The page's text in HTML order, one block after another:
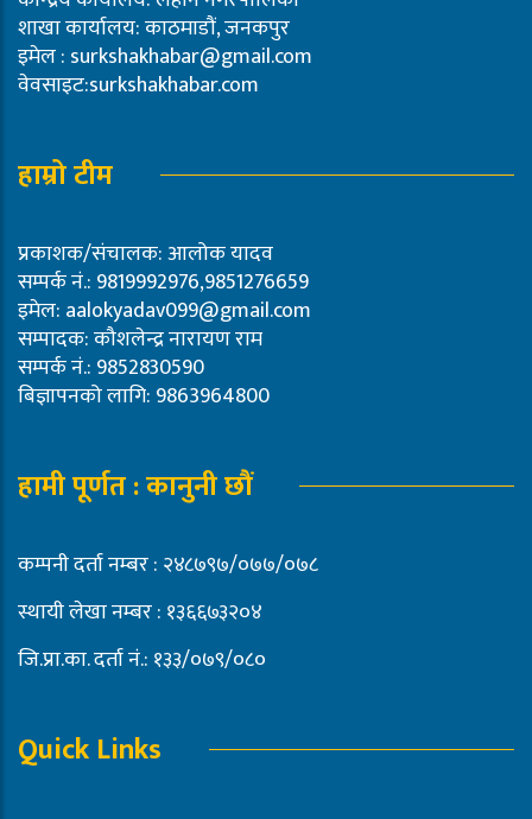
शाखा कार्यालय: काठमाडौं, जनकपुर
इमेल : surkshakhabar@gmail.com
वेवसाइट:surkshakhabar.com
हाम्रो टीम
प्रकाशक/संचालक: आलोक यादव
सम्पर्क नं.: 9819992976,9851276659
इमेल: aalokyadav099@gmail.com
सम्पादक: कौशलेन्द्र नारायण राम
सम्पर्क नं.: 9852830590
बिज्ञापनको लागि: 9863964800
हामी पूर्णत : कानुनी छौं
कम्पनी दर्ता नम्बर : २४८७९७/०७७/०७८
स्थायी लेखा नम्बर : १३६६७३२०४
जि.प्रा.का. दर्ता नं.: १३३/०७९/०८०
Quick Links